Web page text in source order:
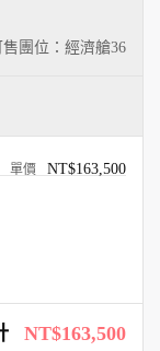
售團位：經濟艙36
NT$163,500
NT$163,500